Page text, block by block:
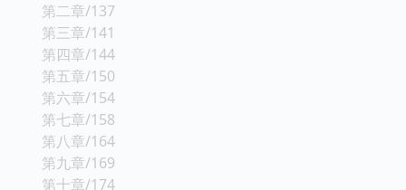
第二章/137
第三章/141
第四章/144
第五章/150
第六章/154
第七章/158
第八章/164
第九章/169
第十章/174